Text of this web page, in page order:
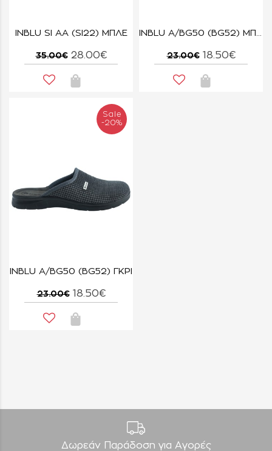
INBLU SI AA (SI22) ΜΠΛΕ
35.00€ 28.00€
INBLU A/BG50 (BG52) ΜΠΛΕ
23.00€ 18.50€
Sale
-20%
INBLU Α/BG50 (BG52) ΓΚΡΙ
23.00€ 18.50€
Δωρεάν Παράδοση για Aγορές